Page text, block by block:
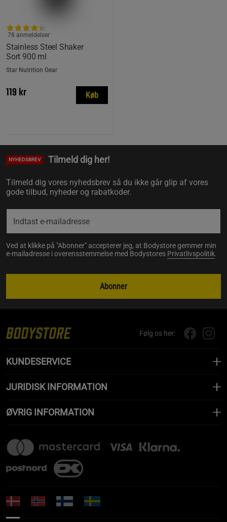
Stainless Steel Shaker
Sort 900 ml
78 anmeldelser
Star Nutrition Gear
119 kr Køb
NYHEDSBREV Tilmeld dig her!
Tilmeld dig vores nyhedsbrev så du ikke går glip af vores
gode tilbud, nyheder og rabatkoder.
Ved at klikke på "Abonner" accepterer jeg, at Bodystore gemmer min
e-mailadresse i overensstemmelse med Bodystores Privatlivspolitik.
Abonner
Følg os her:
KUNDESERVICE
JURIDISK INFORMATION
ØVRIG INFORMATION